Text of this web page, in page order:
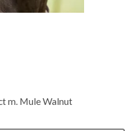
m. Mule Walnut